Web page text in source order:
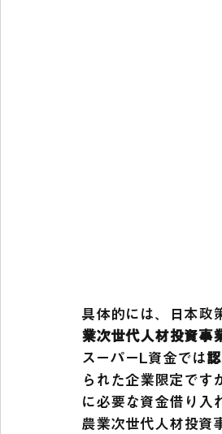
具体的には、日本政
業次世代人材投資事
スーパーL資金では
られた企業限定です
に必要な資金借り入
農業次世代人材投資